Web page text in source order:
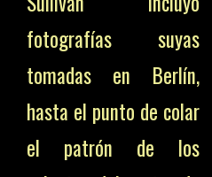
fotografías suyas
tomadas en Berlín,
hasta el punto de colar
el patrón de los